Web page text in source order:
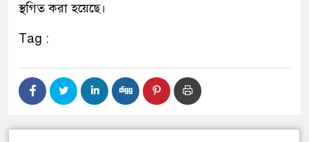
স্থগিত করা হয়েছে।
Tag :